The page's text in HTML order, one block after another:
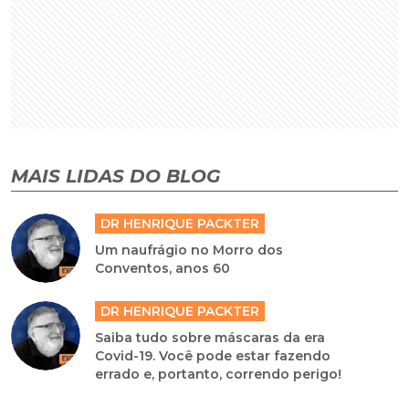
MAIS LIDAS DO BLOG
DR HENRIQUE PACKTER
Um naufrágio no Morro dos
Conventos, anos 60
DR HENRIQUE PACKTER
Saiba tudo sobre máscaras da era
Covid-19. Você pode estar fazendo
errado e, portanto, correndo perigo!